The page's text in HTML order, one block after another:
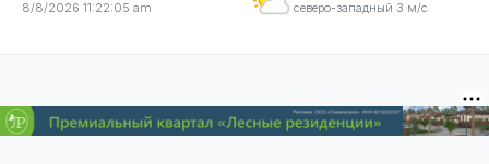
8/8/2026 11:22:05 am
северо-западный 3 м/с